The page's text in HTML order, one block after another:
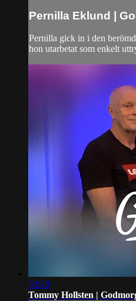
Pernilla Eklund |
Pernilla gick in i den
hon utarbetat som enkelt
53:28
Tommy Hollsten |